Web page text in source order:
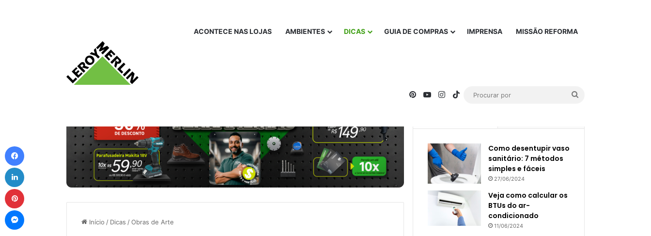
ACONTECE NAS LOJAS AMBIENTES DICAS GUIA DE COMPRAS IMPRENSA MISSÃO REFORMA
PinterestYouTubeInstagram
TikTok
Início / Dicas /Obras de Arte
Como desentupir vaso
sanitário: 7 métodos
simples e fáceis
27/06/2024
Veja como calcular os
BTUs do ar-
condicionado
11/06/2024